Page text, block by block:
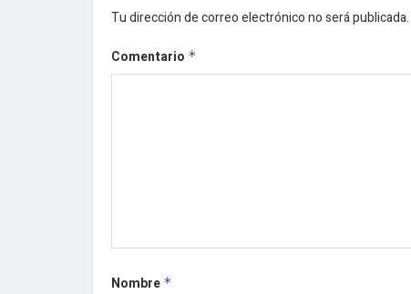
Tu dirección de correo electrónico no será publicada.
Comentario *
Nombre *